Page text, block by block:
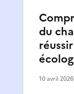
du
10 avril 2026